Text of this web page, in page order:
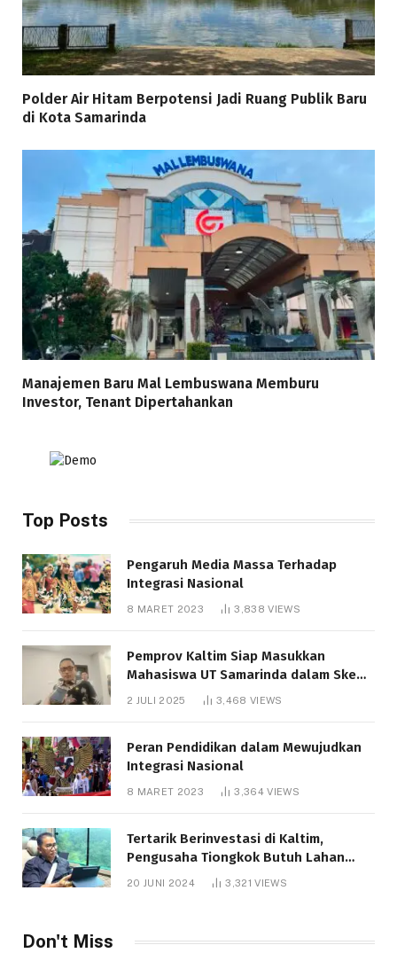
Polder Air Hitam Berpotensi Jadi Ruang Publik Baru
di Kota Samarinda
Manajemen Baru Mal Lembuswana Memburu
Investor, Tenant Dipertahankan
Top Posts
Pengaruh Media Massa Terhadap
Integrasi Nasional
8 MARET 2023 3,838VIEWS
Pemprov Kaltim Siap Masukkan
Mahasiswa UT Samarinda dalam Skema
Bantuan Pendidikan Gratispol
2 JULI 2025 3,468 VIEWS
Peran Pendidikan dalam Mewujudkan
Integrasi Nasional
8 MARET 2023 3,364VIEWS
Tertarik Berinvestasi di Kaltim,
Pengusaha Tiongkok Butuh Lahan
1.000 Hektare
20 JUNI 2024 3,321VIEWS
Don't Miss